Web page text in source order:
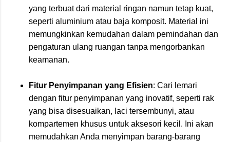
yang terbuat dari material ringan namun tetap kuat,
seperti aluminium atau baja komposit. Material ini
memungkinkan kemudahan dalam pemindahan dan
pengaturan ulang ruangan tanpa mengorbankan
keamanan.
Fitur Penyimpanan yang Efisien: Cari lemari
dengan fitur penyimpanan yang inovatif, seperti rak
yang bisa disesuaikan, laci tersembunyi, atau
kompartemen khusus untuk aksesori kecil. Ini akan
memudahkan Anda menyimpan barang-barang